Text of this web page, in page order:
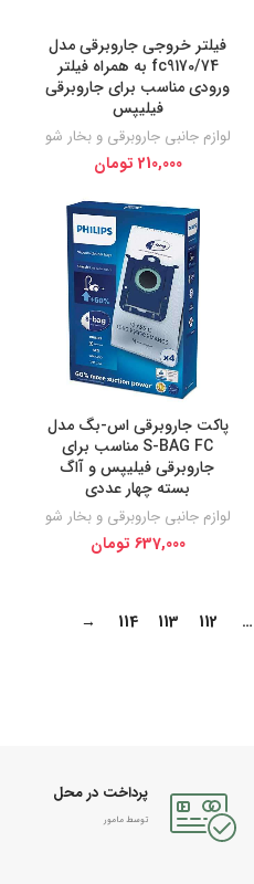
فیلتر خروجی جاروبرقی مدل
fc9170/74 به همراه فیلتر
ورودی مناسب برای جاروبرقی
فیلیپس
لوازم جانبی جاروبرقی و بخار شو
210,000 تومان
پاکت جاروبرقی اس-بگ مدل
S-BAG FC مناسب برای
جاروبرقی فیلیپس و آاگ
بسته چهار عددی
لوازم جانبی جاروبرقی و بخار شو
637,000 تومان
…
112
113
114
→
پرداخت در محل
توسط مامور